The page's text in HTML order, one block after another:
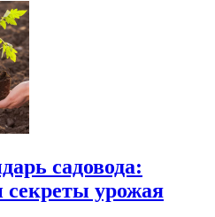
садовода:
урожая